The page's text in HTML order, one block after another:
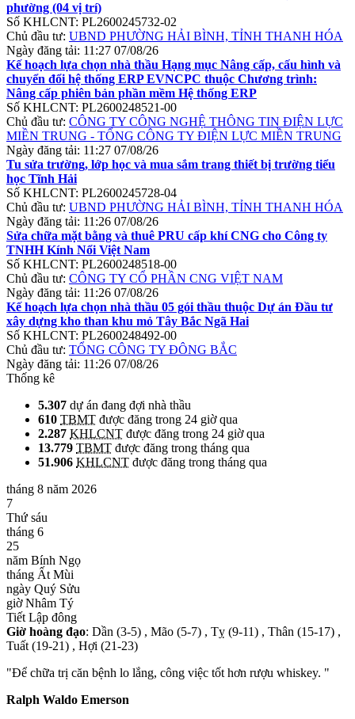
phường (04 vị trí)
Số KHLCNT: PL2600245732-02
Chủ đầu tư: UBND PHƯỜNG HẢI BÌNH, TỈNH THANH HÓA
Ngày đăng tải: 11:27 07/08/26
Kế hoạch lựa chọn nhà thầu Hạng mục Nâng cấp, cấu hình và
chuyển đổi hệ thống ERP EVNCPC thuộc Chương trình:
Nâng cấp phiên bản phần mềm Hệ thống ERP
Số KHLCNT: PL2600248521-00
Chủ đầu tư: CÔNG TY CÔNG NGHỆ THÔNG TIN ĐIỆN LỰC
MIỀN TRUNG - TỔNG CÔNG TY ĐIỆN LỰC MIỀN TRUNG
Ngày đăng tải: 11:27 07/08/26
Tu sửa trường, lớp học và mua sắm trang thiết bị trường tiểu
học Tĩnh Hải
Số KHLCNT: PL2600245728-04
Chủ đầu tư: UBND PHƯỜNG HẢI BÌNH, TỈNH THANH HÓA
Ngày đăng tải: 11:26 07/08/26
Sửa chữa mặt bằng và thuê PRU cấp khí CNG cho Công ty
TNHH Kính Nổi Việt Nam
Số KHLCNT: PL2600248518-00
Chủ đầu tư: CÔNG TY CỔ PHẦN CNG VIỆT NAM
Ngày đăng tải: 11:26 07/08/26
Kế hoạch lựa chọn nhà thầu 05 gói thầu thuộc Dự án Đầu tư
xây dựng kho than khu mỏ Tây Bắc Ngã Hai
Số KHLCNT: PL2600248492-00
Chủ đầu tư: TỔNG CÔNG TY ĐÔNG BẮC
Ngày đăng tải: 11:26 07/08/26
Thống kê
5.307 dự án đang đợi nhà thầu
610 TBMT được đăng trong 24 giờ qua
2.287 KHLCNT được đăng trong 24 giờ qua
13.779 TBMT được đăng trong tháng qua
51.906 KHLCNT được đăng trong tháng qua
tháng 8 năm 2026
7
Thứ sáu
tháng 6
25
năm Bính Ngọ
tháng Ất Mùi
ngày Quý Sửu
giờ Nhâm Tý
Tiết Lập đông
Giờ hoàng đạo: Dần (3-5) , Mão (5-7) , Tỵ (9-11) , Thân (15-17) ,
Tuất (19-21) , Hợi (21-23)
"Để chữa trị căn bệnh lo lắng, công việc tốt hơn rượu whiskey. "
Ralph Waldo Emerson